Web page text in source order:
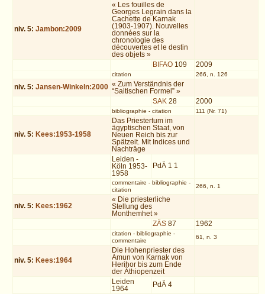
niv. 5:Jambon:2009
« Les fouilles de
Georges Legrain dans la
Cachette de Karnak
(1903-1907). Nouvelles
données sur la
chronologie des
découvertes et le destin
des objets »
BIFAO 109 2009
citation 266, n. 126
niv. 5:Jansen-Winkeln:2000 « Zum Verständnis der
“Saitischen Formel” »
SAK 28 2000
bibliographie - citation 111 (Nr. 71)
niv. 5: Kees:1953-1958
Das Priestertum im
ägyptischen Staat, von
Neuen Reich bis zur
Spätzeit. Mit Indices und
Nachträge
Leiden -
Köln 1953-
1958
PdÄ 1 1
commentaire - bibliographie -
citation
266, n. 1
niv. 5: Kees:1962
« Die priesterliche
Stellung des
Monthemhet »
ZÄS 87 1962
citation - bibliographie -
commentaire
61, n. 3
niv. 5: Kees:1964
Die Hohenpriester des
Amun von Karnak von
Herihor bis zum Ende
der Äthiopenzeit
Leiden
1964
PdÄ 4